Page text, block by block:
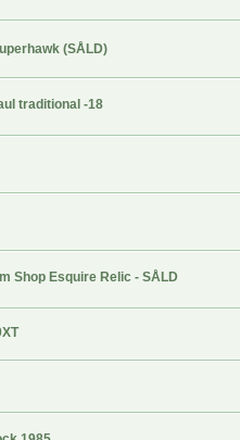
(SÅLD)
traditional -18
Shop Esquire Relic - SÅLD